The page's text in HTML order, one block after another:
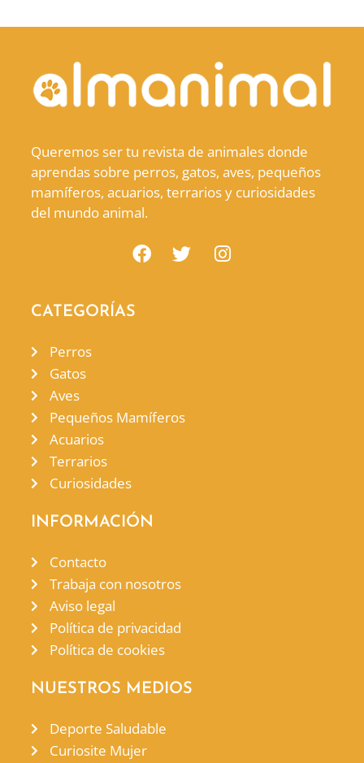
Queremos ser tu revista de animales donde
aprendas sobre perros, gatos, aves, pequeños
mamíferos, acuarios, terrarios y curiosidades
del mundo animal.
CATEGORÍAS
Perros
Gatos
Aves
Pequeños Mamíferos
Acuarios
Terrarios
Curiosidades
INFORMACIÓN
Contacto
Trabaja con nosotros
Aviso legal
Política de privacidad
Política de cookies
NUESTROS MEDIOS
Deporte Saludable
Curiosite Mujer